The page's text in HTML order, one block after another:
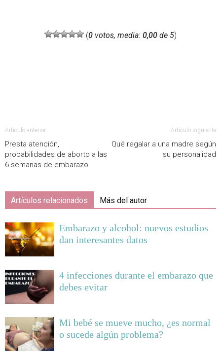
(0 votos, media: 0,00 de 5)
Artículo anterior
Presta atención,
probabilidades de aborto a las
6 semanas de embarazo
Artículo siguiente
Qué regalar a una madre según
su personalidad
Artículos relacionados Más del autor
Embarazo y alcohol: nuevos estudios
dan interesantes datos
4 infecciones durante el embarazo que
debes evitar
Mi bebé se mueve mucho, ¿es normal
o sucede algún problema?